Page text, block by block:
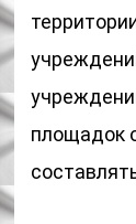
площадок